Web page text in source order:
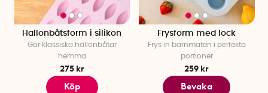
Hallonbåtsform i silikon
Gör klassiska hallonbåtar
hemma
275 kr
Köp
Frysform med lock
Frys in barnmaten i perfekta
portioner
259 kr
Bevaka